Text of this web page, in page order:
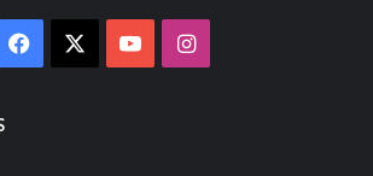
Facebook YouTubeInstagram